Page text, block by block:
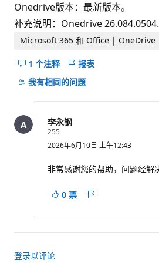
Onedrive版本：最新版本。
补充说明：Onedrive
Microsoft 365 和 Office |
1 个注释
隐
藏
报表
我有相同的问题
李永钢
255
誉
分
2026年6月10日 上午12:43
非常感谢您的帮助，问题经解
0 票
登录以评论